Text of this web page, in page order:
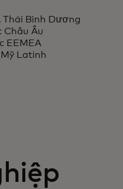
Á Thái Bình
new tabBình Dương
Châu Âu
EEMEA
Latinh